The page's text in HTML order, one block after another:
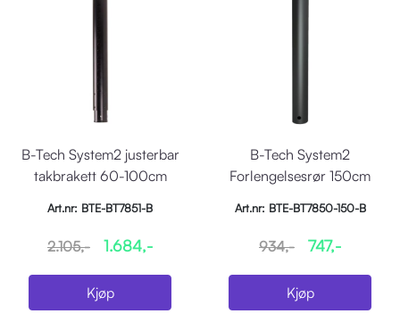
B-Tech System2 justerbar
takbrakett 60-100cm
Art.nr: BTE-BT7851-B
2.105,- 1.684,-
Kjøp
B-Tech System2
Forlengelsesrør 150cm
Art.nr: BTE-BT7850-150-B
934,- 747,-
Kjøp